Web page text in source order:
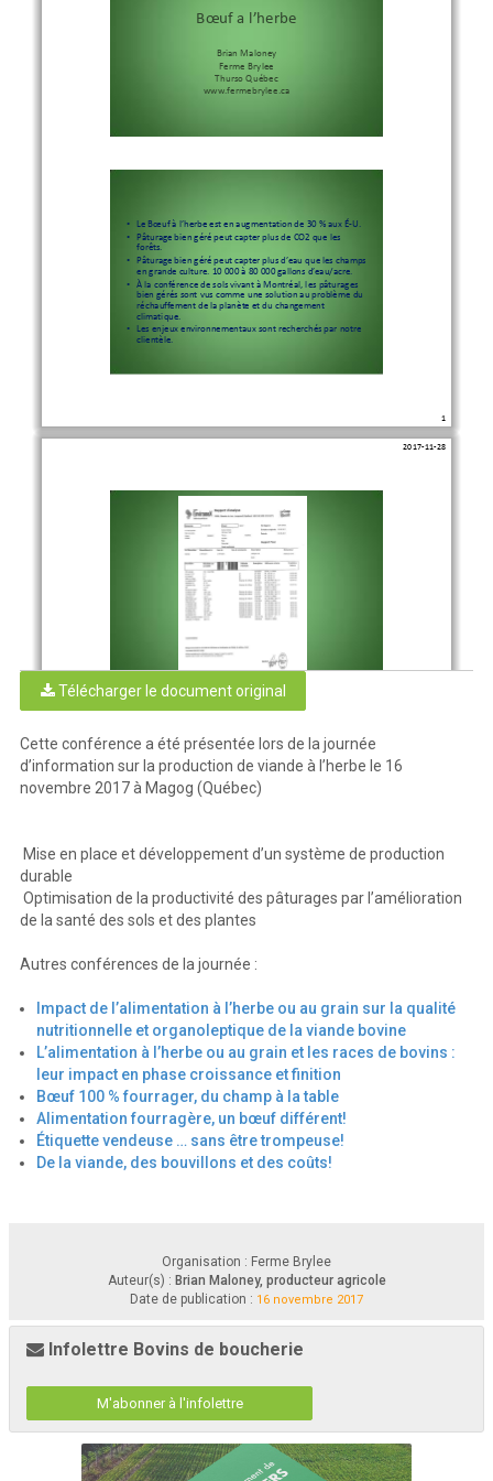
1
Bœuf a l’herbe
Brian Maloney
Ferme Brylee
Thurso Québec
www.fermebrylee.ca
• Le Bœuf à l’herbe est en augmentation de 30 % aux É-U.
•
Pâturage bien géré peut capter plus de CO2 que les
forêts.
•
Pâturage bien géré peut capter plus d’eau que les champs
en grande culture. 10 000 à 80 000 gallons d’eau/acre.
•
À la conférence de sols vivant à Montréal, les pâturages
bien gérés sont vus comme une solution au problème du
réchauffement de la planète et du changement
climatique.
•
Les enjeux environnementaux sont recherchés par notre
clientèle.
2017-11-28
Système Brylee
• Toutes les surfaces en pâturage
•
Pâturages permanents
•
Achat de remplacements au printemps
•
Pâturage haute densité, courte durée
Accès d’eau dans toutes les parcelles
2017 - 11 28
Mob grazing
Haute densité d’animaux
•
• Les animaux consomment la meilleure partie
• Retour au sol beaucoup de la plante
• Beaucoup de feuillage pour la photosynthèse
Télécharger le document original
Cette conférence a été présentée lors de la journée
d’information sur la production de viande à l’herbe le 16
novembre 2017 à Magog (Québec)
Mise en place et développement d’un système de production
durable
Optimisation de la productivité des pâturages par l’amélioration
de la santé des sols et des plantes
Autres conférences de la journée :
Impact de l’alimentation à l’herbe ou au grain sur la qualité
nutritionnelle et organoleptique de la viande bovine
L’alimentation à l’herbe ou au grain et les races de bovins :
leur impact en phase croissance et finition
Bœuf 100 % fourrager, du champ à la table
Alimentation fourragère, un bœuf différent!
Étiquette vendeuse … sans être trompeuse!
De la viande, des bouvillons et des coûts!
Organisation : Ferme Brylee
Auteur(s) : Brian Maloney, producteur agricole
Date de publication : 16 novembre 2017
Infolettre Bovins de boucherie
M'abonner à l'infolettre